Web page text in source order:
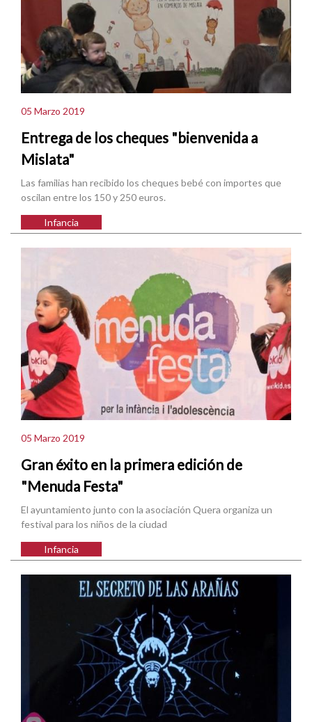
05 Marzo 2019
Entrega de los cheques "bienvenida a
Mislata"
Las familias han recibido los cheques bebé con importes que
oscilan entre los 150 y 250 euros.
Infancia
05 Marzo 2019
Gran éxito en la primera edición de
"Menuda Festa"
El ayuntamiento junto con la asociación Quera organiza un
festival para los niños de la ciudad
Infancia